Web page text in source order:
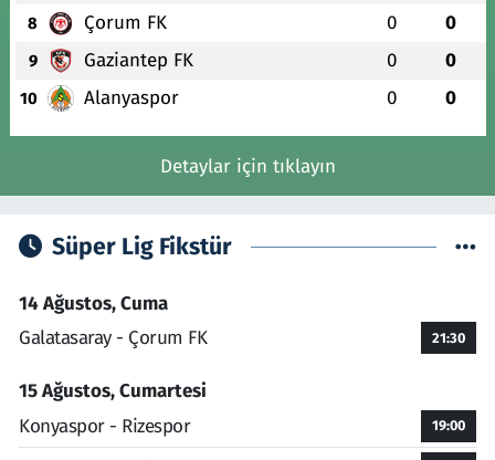
8 Çorum FK 0 0
9 Gaziantep FK 0 0
10 Alanyaspor 0 0
Detaylar için tıklayın
Süper Lig Fikstür
14 Ağustos, Cuma
Galatasaray - Çorum FK
21:30
15 Ağustos, Cumartesi
Konyaspor - Rizespor
19:00